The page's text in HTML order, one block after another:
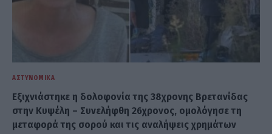
ΑΣΤΥΝΟΜΙΚΆ
Εξιχνιάστηκε η δολοφονία της 38χρονης Βρετανίδας
στην Κυψέλη – Συνελήφθη 26χρονος, ομολόγησε τη
μεταφορά της σορού και τις αναλήψεις χρημάτων